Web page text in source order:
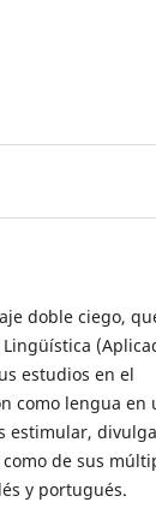
doble ciego,
estudios en el
como lengua en
estimular,
de sus
y portugués.